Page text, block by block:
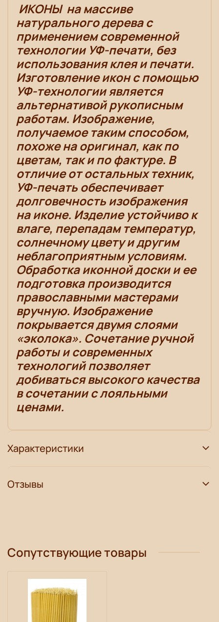
ИКОНЫ на массиве
натурального дерева с
применением современной
технологии УФ-печати, без
использования клея и печати.
Изготовление икон с помощью
УФ-технологии является
альтернативой рукописным
работам. Изображение,
получаемое таким способом,
похоже на оригинал, как по
цветам, так и по фактуре. В
отличие от остальных техник,
УФ-печать обеспечивает
долговечность изображения
на иконе. Изделие устойчиво к
влаге, перепадам температур,
солнечному цвету и другим
неблагоприятным условиям.
Обработка иконной доски и ее
подготовка производится
православными мастерами
вручную. Изображение
покрывается двумя слоями
«эколока». Сочетание ручной
работы и современных
технологий позволяет
добиваться высокого качества
в сочетании с лояльными
ценами.
Характеристики
Отзывы
Сопутствующие товары